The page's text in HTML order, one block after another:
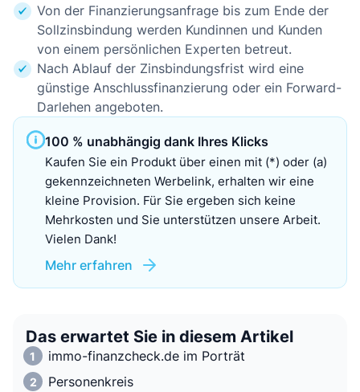
Von der Finanzierungsanfrage bis zum Ende der
Sollzinsbindung werden Kundinnen und Kunden
von einem persönlichen Experten betreut.
Nach Ablauf der Zinsbindungsfrist wird eine
günstige Anschlussfinanzierung oder ein Forward-
Darlehen angeboten.
100 % unabhängig dank Ihres Klicks
Kaufen Sie ein Produkt über einen mit (*) oder (a)
gekennzeichneten Werbelink, erhalten wir eine
kleine Provision. Für Sie ergeben sich keine
Mehrkosten und Sie unterstützen unsere Arbeit.
Vielen Dank!
Mehr erfahren
Das erwartet Sie in diesem Artikel
immo-finanzcheck.de im Porträt
Personenkreis